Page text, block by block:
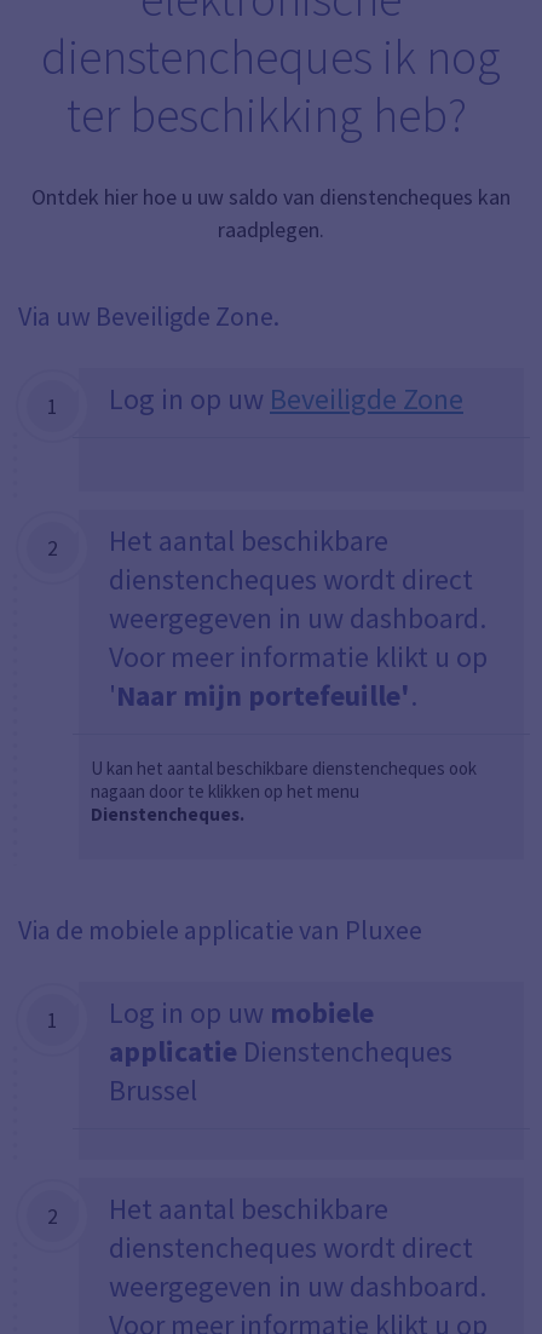
dienstencheques ik nog
ter beschikking heb?
Ontdek hier hoe u uw saldo van dienstencheques kan
raadplegen.
Via uw Beveiligde Zone.
1 Log in op uw Beveiligde Zone
2
Het aantal beschikbare
dienstencheques wordt direct
weergegeven in uw dashboard.
Voor meer informatie klikt u op
'Naar mijn portefeuille'.
U kan het aantal beschikbare dienstencheques ook
nagaan door te klikken op het menu
Dienstencheques.
Via de mobiele applicatie van Pluxee
1 Log in op uw mobiele
applicatie Dienstencheques
Brussel
2
Het aantal beschikbare
dienstencheques wordt direct
weergegeven in uw dashboard.
Voor meer informatie klikt u op